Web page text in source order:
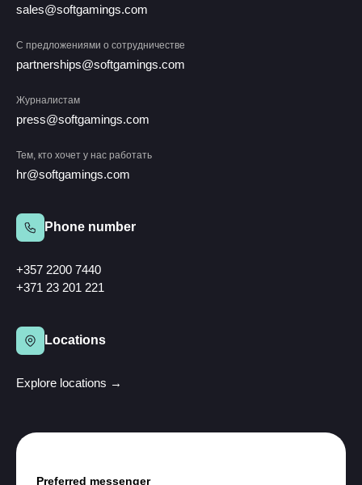
sales@softgamings.com
C предложениями о сотрудничестве
partnerships@softgamings.com
Журналистам
press@softgamings.com
Тем, кто хочет у нас работать
hr@softgamings.com
Phone number
+357 2200 7440
+371 23 201 221
Locations
Explore locations →
Preferred messenger